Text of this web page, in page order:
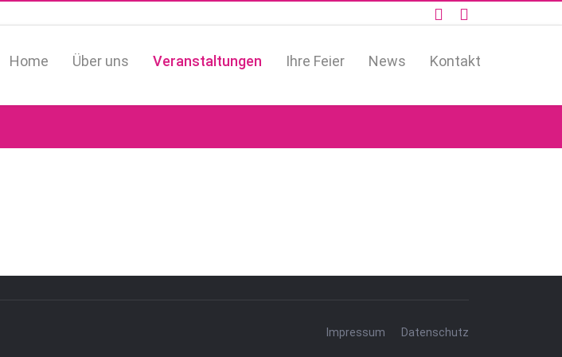
Home Über uns Veranstaltungen Ihre Feier News Kontakt
Impressum Datenschutz